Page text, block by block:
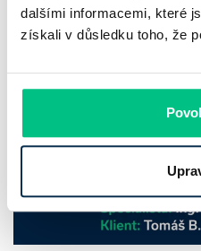
dalšími informacemi, které
získali v důsledku toho, že
Pavel Pohanka| aktualizováno: